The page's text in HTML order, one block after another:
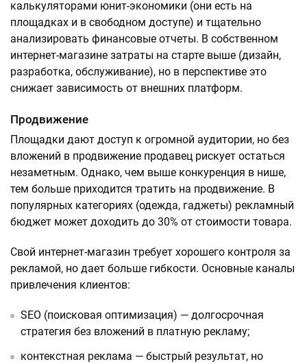
калькуляторами юнит-экономики (они есть на
площадках и в свободном доступе) и тщательно
анализировать финансовые отчеты. В собственном
интернет-магазине затраты на старте выше (дизайн,
разработка, обслуживание), но в перспективе это
снижает зависимость от внешних платформ.
Продвижение
Площадки дают доступ к огромной аудитории, но без
вложений в продвижение продавец рискует остаться
незаметным. Однако, чем выше конкуренция в нише,
тем больше приходится тратить на продвижение. В
популярных категориях (одежда, гаджеты) рекламный
бюджет может доходить до 30% от стоимости товара.
Свой интернет-магазин требует хорошего контроля за
рекламой, но дает больше гибкости. Основные каналы
привлечения клиентов:
SEO (поисковая оптимизация) — долгосрочная
стратегия без вложений в платную рекламу;
контекстная реклама — быстрый результат, но